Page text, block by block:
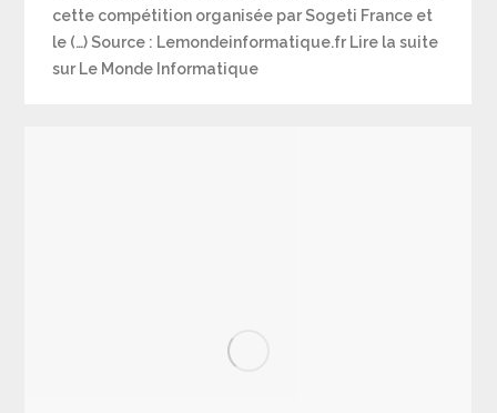
cette compétition organisée par Sogeti France et
le (…) Source : Lemondeinformatique.fr Lire la suite
sur Le Monde Informatique